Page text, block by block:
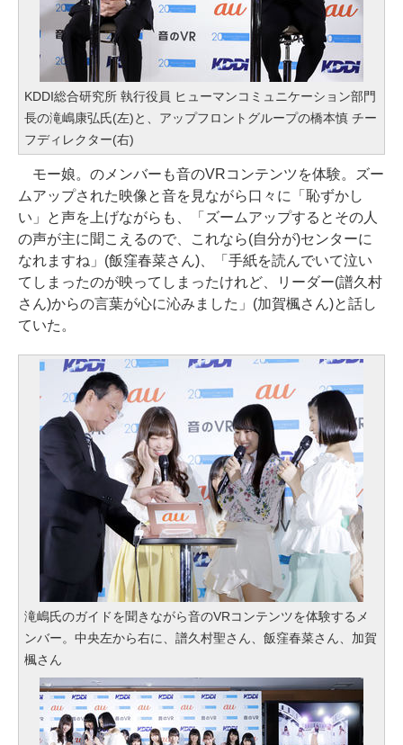
KDDI総合研究所 執行役員 ヒューマンコミュニケーション部門
長の滝嶋康弘氏(左)と、アップフロントグループの橋本慎 チー
フディレクター(右)
モー娘。のメンバーも音のVRコンテンツを体験。ズー
ムアップされた映像と音を見ながら口々に「恥ずかし
い」と声を上げながらも、「ズームアップするとその人
の声が主に聞こえるので、これなら(自分が)センターに
なれますね」(飯窪春菜さん)、「手紙を読んでいて泣い
てしまったのが映ってしまったけれど、リーダー(譜久村
さん)からの言葉が心に沁みました」(加賀楓さん)と話し
ていた。
滝嶋氏のガイドを聞きながら音のVRコンテンツを体験するメ
ンバー。中央左から右に、譜久村聖さん、飯窪春菜さん、加賀
楓さん